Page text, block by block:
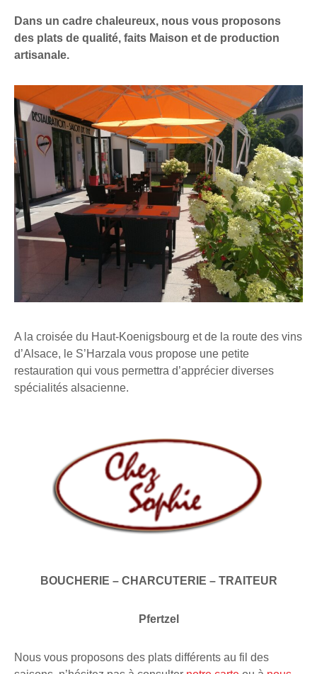
Dans un cadre chaleureux, nous vous proposons
des plats de qualité, faits Maison et de production
artisanale.
A la croisée du Haut-Koenigsbourg et de la route des vins
d’Alsace, le S’Harzala vous propose une petite
restauration qui vous permettra d’apprécier diverses
spécialités alsacienne.
BOUCHERIE – CHARCUTERIE – TRAITEUR
Pfertzel
Nous vous proposons des plats différents au fil des